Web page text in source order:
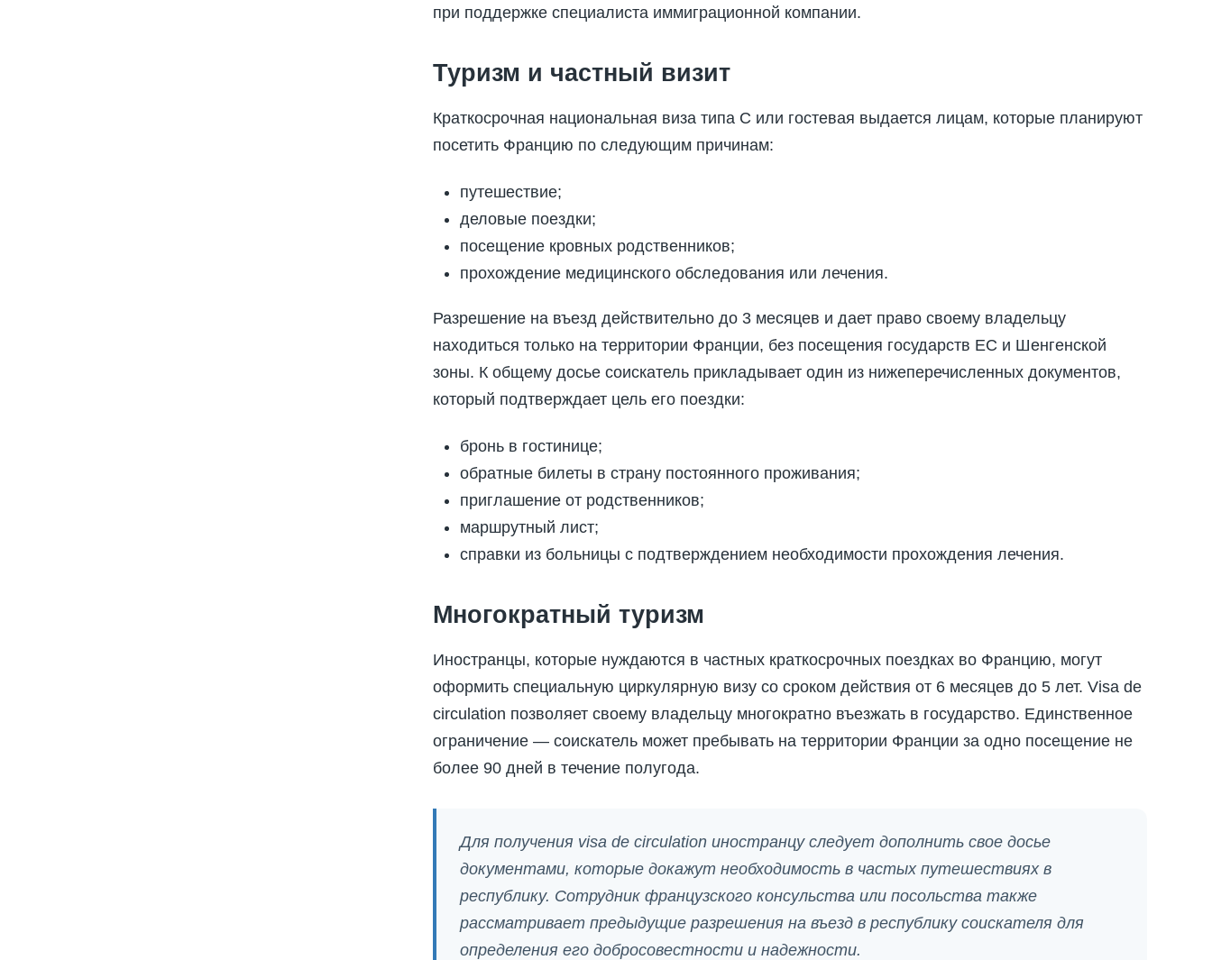
при поддержке специалиста иммиграционной компании.
Туризм и частный визит
Краткосрочная национальная виза типа С или гостевая выдается лицам, которые планируют
посетить Францию по следующим причинам:
путешествие;
деловые поездки;
посещение кровных родственников;
прохождение медицинского обследования или лечения.
Разрешение на въезд действительно до 3 месяцев и дает право своему владельцу
находиться только на территории Франции, без посещения государств ЕС и Шенгенской
зоны. К общему досье соискатель прикладывает один из нижеперечисленных документов,
который подтверждает цель его поездки:
бронь в гостинице;
обратные билеты в страну постоянного проживания;
приглашение от родственников;
маршрутный лист;
справки из больницы с подтверждением необходимости прохождения лечения.
Многократный туризм
Иностранцы, которые нуждаются в частных краткосрочных поездках во Францию, могут
оформить специальную циркулярную визу со сроком действия от 6 месяцев до 5 лет. Visa de
circulation позволяет своему владельцу многократно въезжать в государство. Единственное
ограничение — соискатель может пребывать на территории Франции за одно посещение не
более 90 дней в течение полугода.
Для получения visa de circulation иностранцу следует дополнить свое досье
документами, которые докажут необходимость в частых путешествиях в
республику. Сотрудник французского консульства или посольства также
рассматривает предыдущие разрешения на въезд в республику соискателя для
определения его добросовестности и надежности.